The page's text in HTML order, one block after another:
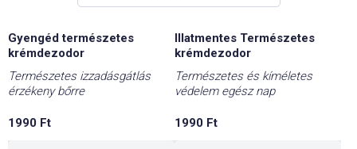
Gyengéd természetes
krémdezodor
Természetes izzadásgátlás
érzékeny bőrre
1990 Ft
Illatmentes Természetes
krémdezodor
Természetes és kíméletes
védelem egész nap
1990 Ft